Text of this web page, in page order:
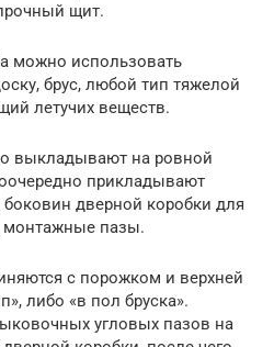
щит.
можно использовать
брус, любой тип тяжелой
летучих веществ.
выкладывают на ровной
прикладывают
боковин дверной коробки для
монтажные пазы.
с порожком и верхней
либо «в пол бруска».
угловых пазов на